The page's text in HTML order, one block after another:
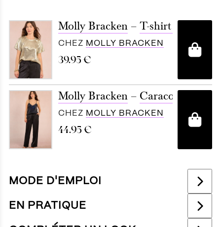
Molly Bracken– T-shirt crop irisé
CHEZ MOLLY BRACKEN
39.95 €
Molly Bracken– Caraco à sequins
CHEZ MOLLY BRACKEN
44.95 €
MODE D'EMPLOI
Le top ou le débardeur, surtout sous forme de
caraco, est un intemporel de la garde-robe. Si on
EN PRATIQUE